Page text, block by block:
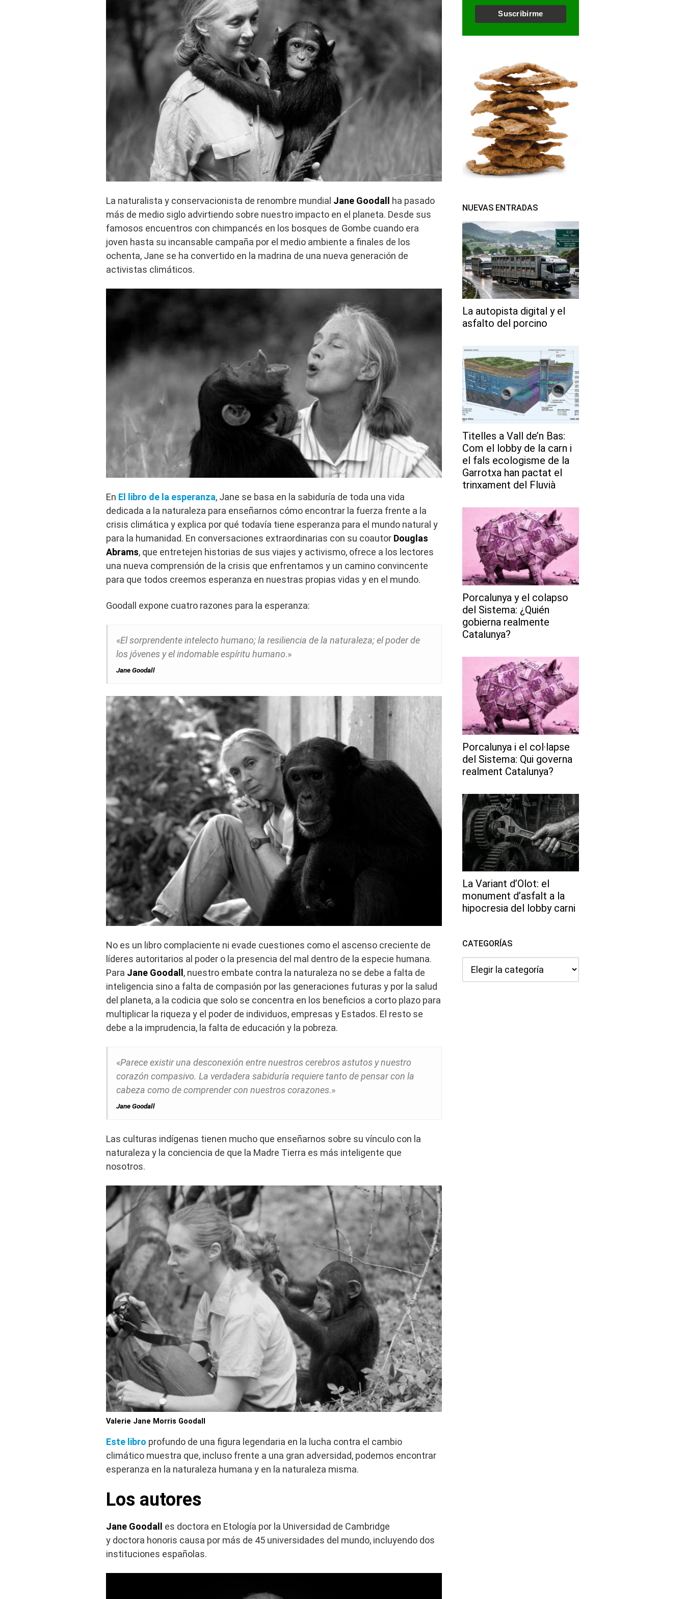
La naturalista y conservacionista de renombre mundial Jane Goodall ha pasado
más de medio siglo advirtiendo sobre nuestro impacto en el planeta. Desde sus
famosos encuentros con chimpancés en los bosques de Gombe cuando era
joven hasta su incansable campaña por el medio ambiente a finales de los
ochenta, Jane se ha convertido en la madrina de una nueva generación de
activistas climáticos.
En El libro de la esperanza, Jane se basa en la sabiduría de toda una vida
dedicada a la naturaleza para enseñarnos cómo encontrar la fuerza frente a la
crisis climática y explica por qué todavía tiene esperanza para el mundo natural y
para la humanidad. En conversaciones extraordinarias con su coautor Douglas
Abrams, que entretejen historias de sus viajes y activismo, ofrece a los lectores
una nueva comprensión de la crisis que enfrentamos y un camino convincente
para que todos creemos esperanza en nuestras propias vidas y en el mundo.
Goodall expone cuatro razones para la esperanza:
«El sorprendente intelecto humano; la resiliencia de la naturaleza; el poder de
los jóvenes y el indomable espíritu humano.»
Jane Goodall
No es un libro complaciente ni evade cuestiones como el ascenso creciente de
líderes autoritarios al poder o la presencia del mal dentro de la especie humana.
Para Jane Goodall , nuestro embate contra la naturaleza no se debe a falta de
inteligencia sino a falta de compasión por las generaciones futuras y por la salud
del planeta, a la codicia que solo se concentra en los beneficios a corto plazo para
multiplicar la riqueza y el poder de individuos, empresas y Estados. El resto se
debe a la imprudencia, la falta de educación y la pobreza.
«Parece existir una desconexión entre nuestros cerebros astutos y nuestro
corazón compasivo. La verdadera sabiduría requiere tanto de pensar con la
cabeza como de comprender con nuestros corazones.»
Jane Goodall
Las culturas indígenas tienen mucho que enseñarnos sobre su vínculo con la
naturaleza y la conciencia de que la Madre Tierra es más inteligente que
nosotros.
Valerie Jane Morris Goodall
Este libro profundo de una figura legendaria en la lucha contra el cambio
climático muestra que, incluso frente a una gran adversidad, podemos encontrar
esperanza en la naturaleza humana y en la naturaleza misma.
Los autores
Jane Goodall es doctora en Etología por la Universidad de Cambridge
y doctora honoris causa por más de 45 universidades del mundo, incluyendo dos
instituciones españolas.
Suscribirme
NUEVAS ENTRADAS
La autopista digital y el
asfalto del porcino
Titelles a Vall de’n Bas:
Com el lobby de la carn i
el fals ecologisme de la
Garrotxa han pactat el
trinxament del Fluvià
Porcalunya y el colapso
del Sistema: ¿Quién
gobierna realmente
Catalunya?
Porcalunya i el col·lapse
del Sistema: Qui governa
realment Catalunya?
La Variant d’Olot: el
monument d’asfalt a la
hipocresia del lobby carni
CATEGORÍAS